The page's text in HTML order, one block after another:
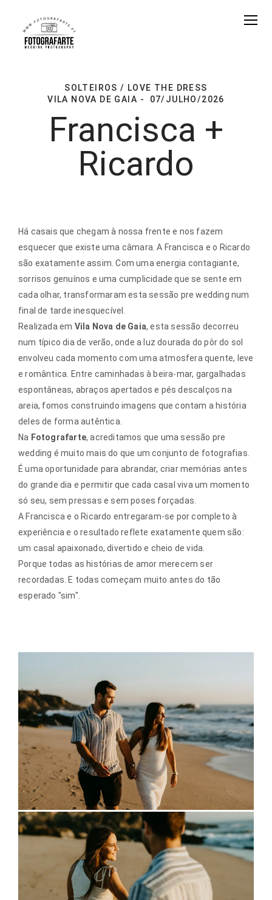
SOLTEIROS / LOVE THE DRESS
VILA NOVA DE GAIA
07/JULHO/2026
Francisca +
Ricardo
Há casais que chegam à nossa frente e nos fazem
esquecer que existe uma câmara. A Francisca e o Ricardo
são exatamente assim. Com uma energia contagiante,
sorrisos genuínos e uma cumplicidade que se sente em
cada olhar, transformaram esta sessão pre wedding num
final de tarde inesquecível.
Realizada em Vila Nova de Gaia, esta sessão decorreu
num típico dia de verão, onde a luz dourada do pôr do sol
envolveu cada momento com uma atmosfera quente, leve
e romântica. Entre caminhadas à beira-mar, gargalhadas
espontâneas, abraços apertados e pés descalços na
areia, fomos construindo imagens que contam a história
deles de forma autêntica.
Na Fotografarte, acreditamos que uma sessão pre
wedding é muito mais do que um conjunto de fotografias.
É uma oportunidade para abrandar, criar memórias antes
do grande dia e permitir que cada casal viva um momento
só seu, sem pressas e sem poses forçadas.
A Francisca e o Ricardo entregaram-se por completo à
experiência e o resultado reflete exatamente quem são:
um casal apaixonado, divertido e cheio de vida.
Porque todas as histórias de amor merecem ser
recordadas. E todas começam muito antes do tão
esperado "sim".